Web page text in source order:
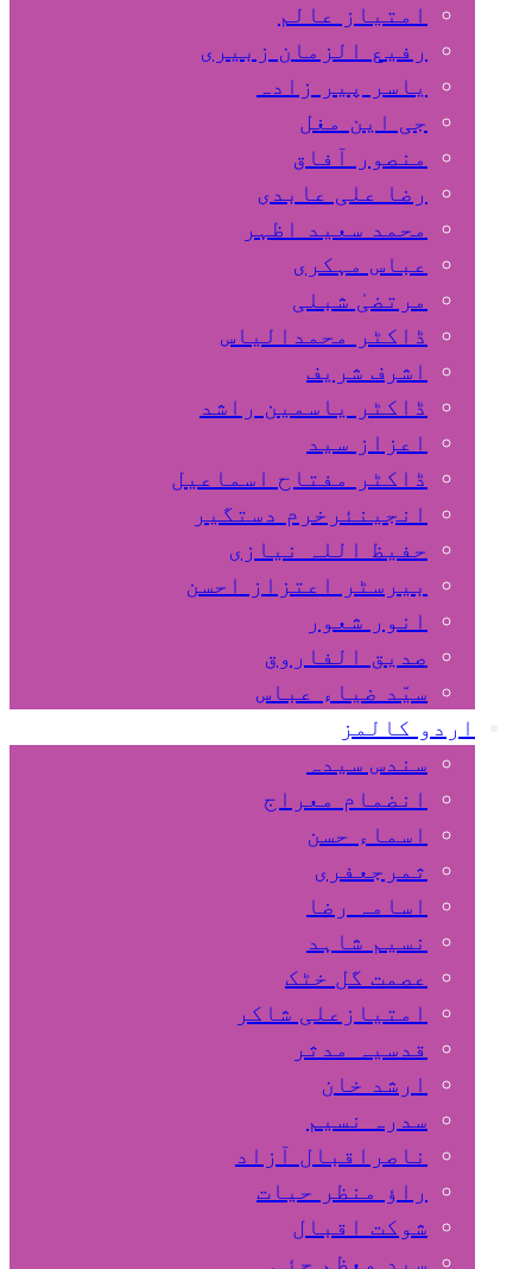
امتیاز عالم
رفیع الزمان زبیری
یاسر پیر زادہ
جی این مغل
منصور آفاق
رضا علی عابدی
محمد سعید اظہر
عباس مہکری
مرتضیٰ شبلی
ڈاکٹر محمدالیاس
اشرف شریف
ڈاکٹر یاسمین راشد
اعزاز سید
ڈاکٹر مفتاح اسماعیل
انجینئرخرم دستگیر
حفیظ اللہ نیازی
بیرسٹر اعتزاز احسن
انور شعور
صدیق الفاروق
سیّد ضیاء عباس
اردو کالمز
سندس سیدہ
انضمام معراج
اسماء حسن
ثمرجعفری
اسامہ رضا
نسیم شاہد
عصمت گل خٹک
امتیازعلی شاکر
قدسیہ مدثر
ارشد خان
سدرہ نسیم
ناصراقبال آزاد
راؤ منظر حیات
شوکت اقبال
سید معظم حئی